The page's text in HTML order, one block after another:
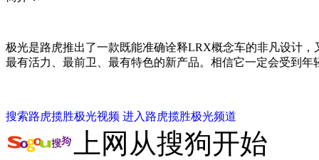
极光是路虎推出了一款既能准确诠释LRX概念车的非凡设计
最有活力、最前卫、最有特色的新产品。相信它一定会受到年
搜索路虎揽胜极光视频 进入路虎揽胜极光频道
上网从搜狗开始